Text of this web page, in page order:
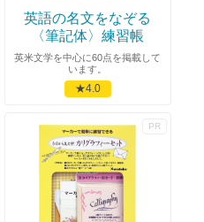
英語の名文をなぞる
〈筆記体〉練習帳
英米文学を中心に60点を掲載して
います。
★4.0